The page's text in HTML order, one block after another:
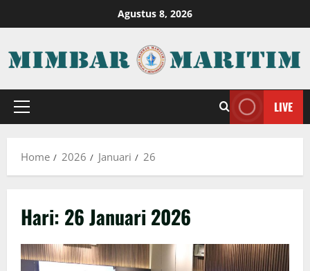
to
Agustus 8, 2026
Primary
LIVE
Home 2026 Januari 26
Hari: 26 Januari 2026